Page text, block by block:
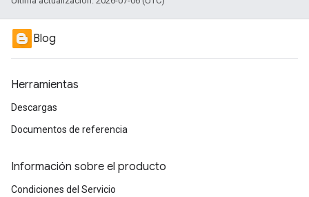
Blog
Herramientas
Descargas
Documentos de referencia
Información sobre el producto
Condiciones del Servicio